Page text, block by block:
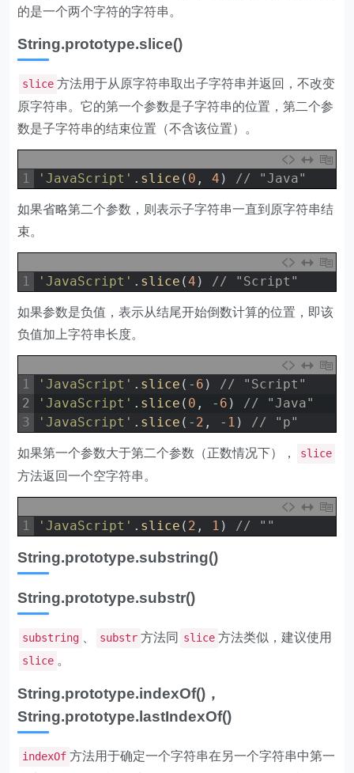
的是一个两个字符的字符串。
String.prototype.slice()
slice 方法用于从原字符串取出子字符串并返回，不改变
原字符串。它的第一个参数是子字符串的位置，第二个参
数是子字符串的结束位置（不含该位置）。
1 'JavaScript' . slice ( 0 , 4 ) // "Java"
如果省略第二个参数，则表示子字符串一直到原字符串结
束。
1 'JavaScript' . slice (4 ) // "Script"
如果参数是负值，表示从结尾开始倒数计算的位置，即该
负值加上字符串长度。
1
2
3
'JavaScript' . slice ( - 6 )
// "Script"
'JavaScript' . slice ( 0 , - 6 )
// "Java"
'JavaScript' . slice ( - 2 , - 1 ) // "p"
如果第一个参数大于第二个参数（正数情况下）， slice
方法返回一个空字符串。
1 'JavaScript' . slice ( 2 , 1 ) // ""
String.prototype.substring()
String.prototype.substr()
substring substr 方法同 slice 方法类似，建议使用
slice 。
String.prototype.indexOf()，
String.prototype.lastIndexOf()
indexOf 方法用于确定一个字符串在另一个字符串中第一